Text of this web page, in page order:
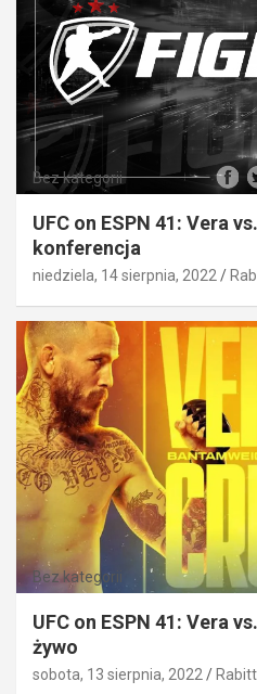
Bez kategorii
UFC on ESPN 41: Vera
konferencja
niedziela, 14 sierpnia, 2022
Bez kategorii
UFC on ESPN 41: Vera
żywo
sobota, 13 sierpnia, 2022